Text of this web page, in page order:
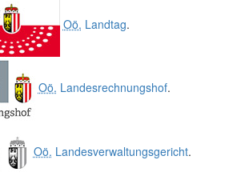
Oö. Landtag.
Oö. Landesrechnungshof.
Oö. Landesverwaltungsgericht.